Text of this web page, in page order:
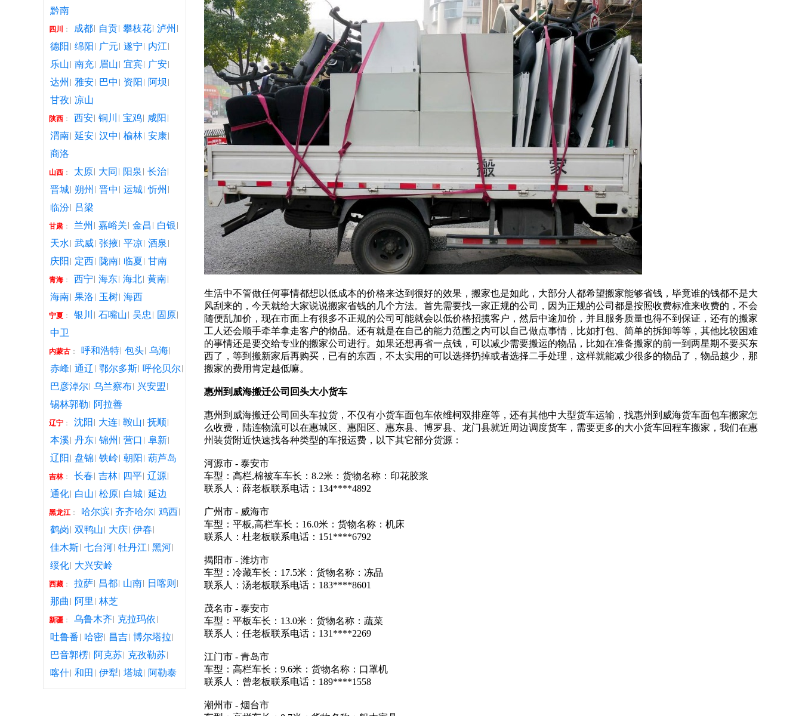
黔南
四川 ： 成都 自贡 攀枝花 泸州
德阳
绵阳 广元 遂宁 内江
乐山 南充 眉山 宜宾
广安
达州
雅安 巴中 资阳
阿坝
甘孜 凉山
陕西 ： 西安 铜川 宝鸡
咸阳
渭南 延安 汉中 榆林 安康
商洛
山西 ： 太原 大同 阳泉
长治
晋城 朔州 晋中 运城 忻州
临汾
吕梁
甘肃 ： 兰州 嘉峪关 金昌
白银
天水 武威 张掖 平凉 酒泉
庆阳
定西 陇南 临夏 甘南
青海 ： 西宁 海东 海北 黄南
海南 果洛 玉树 海西
宁夏 ： 银川 石嘴山 吴忠
固原
中卫
内蒙古 ： 呼和浩特 包头 乌海
赤峰 通辽 鄂尔多斯 呼伦贝尔
巴彦淖尔 乌兰察布 兴安盟
锡林郭勒
阿拉善
辽宁 ： 沈阳 大连 鞍山 抚顺
本溪 丹东 锦州 营口
阜新
辽阳
盘锦 铁岭 朝阳 葫芦岛
吉林： 长春 吉林 四平 辽源
通化 白山 松原 白城 延边
黑龙江 ： 哈尔滨 齐齐哈尔 鸡西
鹤岗 双鸭山 大庆 伊春
佳木斯 七台河 牡丹江 黑河
绥化 大兴安岭
西藏 ： 拉萨 昌都 山南
日喀则
那曲
阿里 林芝
新疆 ： 乌鲁木齐
克拉玛依
吐鲁番
哈密 昌吉 博尔塔拉
巴音郭楞
阿克苏 克孜勒苏
喀什 和田 伊犁 塔城 阿勒泰
生活中不管做任何事情都想以低成本的价格来达到很好的效果，搬家也是如此，大部分人都希望搬家能够省钱，毕竟谁的钱都不是大
风刮来的，今天就给大家说说搬家省钱的几个方法。首先需要找一家正规的公司，因为正规的公司都是按照收费标准来收费的，不会
随便乱加价，现在市面上有很多不正规的公司可能就会以低价格招揽客户，然后中途加价，并且服务质量也得不到保证，还有的搬家
工人还会顺手牵羊拿走客户的物品。还有就是在自己的能力范围之内可以自己做点事情，比如打包、简单的拆卸等等，其他比较困难
的事情还是要交给专业的搬家公司进行。如果还想再省一点钱，可以减少需要搬运的物品，比如在准备搬家的前一到两星期不要买东
西了，等到搬新家后再购买，已有的东西，不太实用的可以选择扔掉或者选择二手处理，这样就能减少很多的物品了，物品越少，那
搬家的费用肯定越低嘛。
惠州到威海搬迁公司回头大小货车
惠州到威海搬迁公司回头车拉货，不仅有小货车面包车依维柯双排座等，还有其他中大型货车运输，找惠州到威海货车面包车搬家怎
么收费，陆连物流可以在惠城区、惠阳区、惠东县、博罗县、龙门县就近周边调度货车，需要更多的大小货车回程车搬家，我们在惠
州装货附近快速找各种类型的车报运费，以下其它部分货源：
河源市 - 泰安市
车型：高栏,棉被车车长：8.2米：货物名称：印花胶浆
联系人：薛老板联系电话：134****4892
广州市 - 威海市
车型：平板,高栏车长：16.0米：货物名称：机床
联系人：杜老板联系电话：151****6792
揭阳市 - 潍坊市
车型：冷藏车长：17.5米：货物名称：冻品
联系人：汤老板联系电话：183****8601
茂名市 - 泰安市
车型：平板车长：13.0米：货物名称：蔬菜
联系人：任老板联系电话：131****2269
江门市 - 青岛市
车型：高栏车长：9.6米：货物名称：口罩机
联系人：曾老板联系电话：189****1558
潮州市 - 烟台市